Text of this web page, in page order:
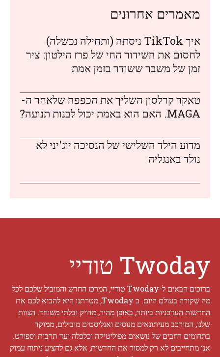
מאמרים אחרונים
איך TikTok ניסתה (ותחילה נכשלה)
לחסום את השידור החי של פרז הילטון: ציר
זמן של משבר ששודר בזמן אמת
טאקר קרלסון השליך את הכפפה שלאחר ה-
MAGA. האם הוא באמת יכול לבנות תנועה?
מדוע הילד השלישי של הנסיכה יוג'יני לא
נולד באנגליה
Twoday טודיי
ברוכים הבאים ל-Twoday טודיי, המרכז החדש והמוביל שלכם לכל
מה שקורה בעולם היום. ב Twoday, מטרתנו היא להביא לכם את
החדשות העדכניות ביותר, באופן מהיר, מדויק ובלתי משוחד. הצוות
שלנו, המורכב מעיתונאים מנוסים ואנליסטים מובילים, ממוקד
בתחומים רחבים של נושאים מפוליטיקה וכלכלה ועד תרבות וספורט.
אנו מתחייבים לא רק למסור את החדשות, אלא גם להציע ניתוח עמוק